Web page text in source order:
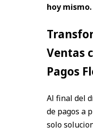
hoy mismo.
Ventas
Pagos
Al final del
de pagos a
solo